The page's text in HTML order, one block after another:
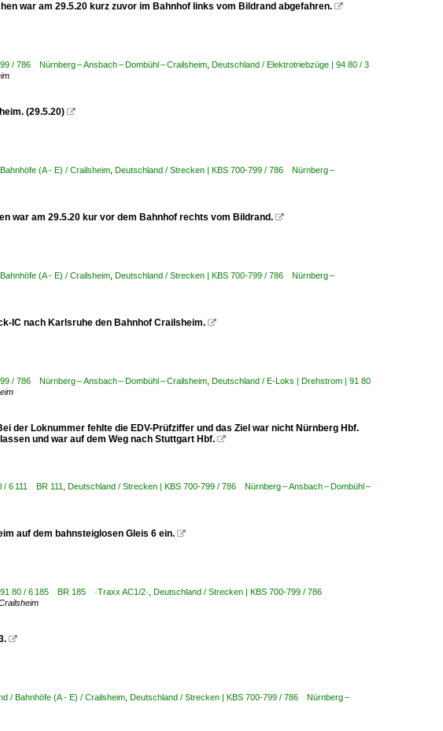
war am 29.5.20 kurz zuvor im Bahnhof links vom Bildrand abgefahren. 
/ 786 Nürnberg – Ansbach – Dombühl – Crailsheim Deutschland / Elektrotriebzüge | 94 80 / 3
(29.5.20) 
(A - E) / Crailsheim Deutschland / Strecken | KBS 700-799 / 786 Nürnberg –
war am 29.5.20 kur vor dem Bahnhof rechts vom Bildrand. 
(A - E) / Crailsheim Deutschland / Strecken | KBS 700-799 / 786 Nürnberg –
IC nach Karlsruhe den Bahnhof Crailsheim. 
/ 786 Nürnberg – Ansbach – Dombühl – Crailsheim Deutschland / E-Loks | Drehstrom | 91 80
der Loknummer fehlte die EDV-Prüfziffer und das Ziel war nicht Nürnberg Hbf.
und war auf dem Weg nach Stuttgart Hbf. 
/ 6 111 BR 111
Deutschland / Strecken | KBS 700-799 / 786 Nürnberg – Ansbach – Dombühl –
auf dem bahnsteiglosen Gleis 6 ein. 
80 / 6 185 BR 185 ·Traxx AC1/2· Deutschland / Strecken | KBS 700-799 / 786

/ Bahnhöfe (A - E) / Crailsheim Deutschland / Strecken | KBS 700-799 / 786 Nürnberg –